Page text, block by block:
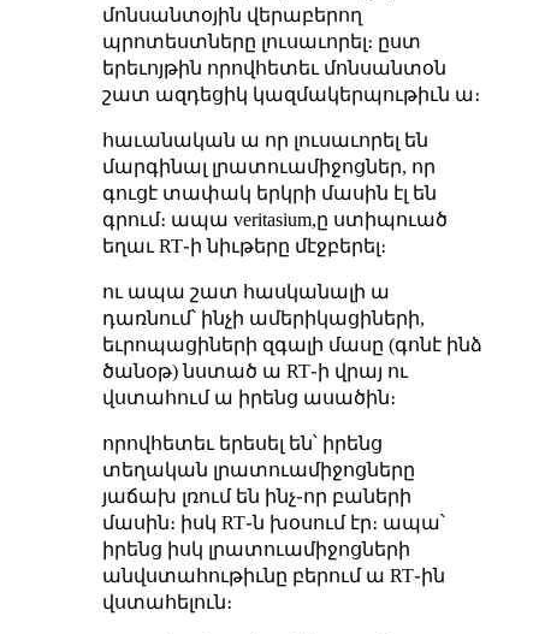
մոնսանտօյին վերաբերող
պրոտեստները լուսաւորել։ ըստ
երեւոյթին որովհետեւ մոնսանտօն
շատ ազդեցիկ կազմակերպութիւն ա։
հաւանական ա որ լուսաւորել են
մարգինալ լրատուամիջոցներ, որ
գուցէ տափակ երկրի մասին էլ են
գրում։ ապա veritasium,ը ստիպուած
եղաւ RT֊ի նիւթերը մէջբերել։
ու ապա շատ հասկանալի ա
դառնում՝ ինչի ամերիկացիների,
եւրոպացիների զգալի մասը (գոնէ ինձ
ծանօթ) նստած ա RT֊ի վրայ ու
վստահում ա իրենց ասածին։
որովհետեւ երեսել են՝ իրենց
տեղական լրատուամիջոցները
յաճախ լռում են ինչ֊որ բաների
մասին։ իսկ RT֊ն խօսում էր։ ապա՝
իրենց իսկ լրատուամիջոցների
անվստահութիւնը բերում ա RT֊ին
վստահելուն։